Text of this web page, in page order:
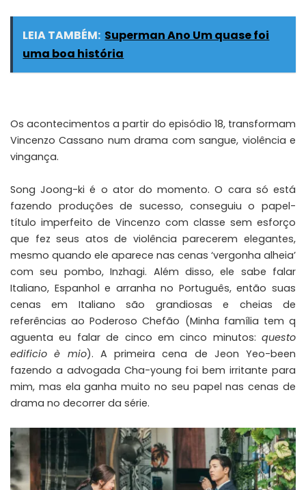
LEIA TAMBÉM: Superman Ano Um quase foi
uma boa história
Os acontecimentos a partir do episódio 18, transformam
Vincenzo Cassano num drama com sangue, violência e
vingança.
Song Joong-ki é o ator do momento. O cara só está
fazendo produções de sucesso, conseguiu o papel-
título imperfeito de Vincenzo com classe sem esforço
que fez seus atos de violência parecerem elegantes,
mesmo quando ele aparece nas cenas ‘vergonha alheia’
com seu pombo, Inzhagi. Além disso, ele sabe falar
Italiano, Espanhol e arranha no Português, então suas
cenas em Italiano são grandiosas e cheias de
referências ao Poderoso Chefão (Minha família tem q
aguenta eu falar de cinco em cinco minutos: questo
edificio è mio). A primeira cena de Jeon Yeo-been
fazendo a advogada Cha-young foi bem irritante para
mim, mas ela ganha muito no seu papel nas cenas de
drama no decorrer da série.